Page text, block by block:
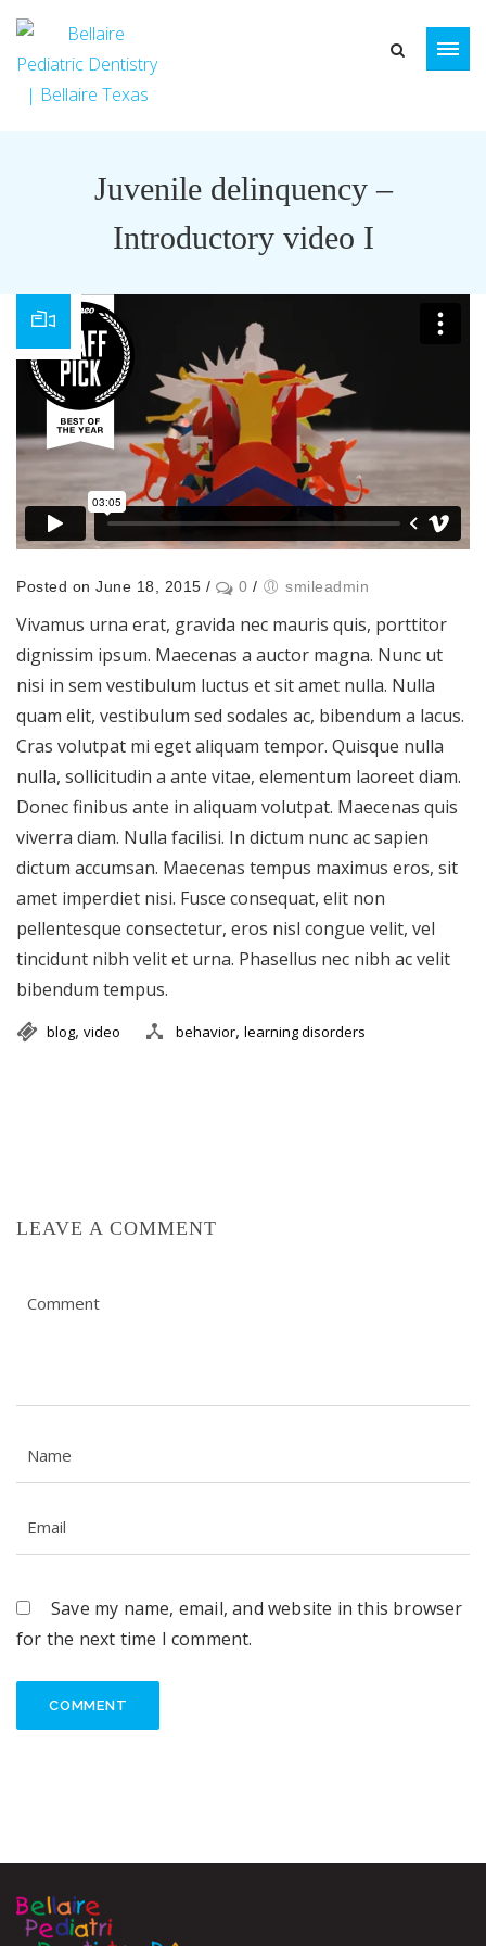
Juvenile delinquency –
Introductory video I
Posted on June 18, 2015 / 0 / smileadmin
Vivamus urna erat, gravida nec mauris quis, porttitor
dignissim ipsum. Maecenas a auctor magna. Nunc ut
nisi in sem vestibulum luctus et sit amet nulla. Nulla
quam elit, vestibulum sed sodales ac, bibendum a lacus.
Cras volutpat mi eget aliquam tempor. Quisque nulla
nulla, sollicitudin a ante vitae, elementum laoreet diam.
Donec finibus ante in aliquam volutpat. Maecenas quis
viverra diam. Nulla facilisi. In dictum nunc ac sapien
dictum accumsan. Maecenas tempus maximus eros, sit
amet imperdiet nisi. Fusce consequat, elit non
pellentesque consectetur, eros nisl congue velit, vel
tincidunt nibh velit et urna. Phasellus nec nibh ac velit
bibendum tempus.
blog, video behavior, learning disorders
LEAVE A COMMENT
Save my name, email, and website in this browser
for the next time I comment.